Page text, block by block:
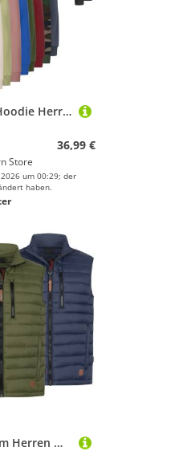
Höhenhorn Janga Hoodie Herren Kapuzen Pullover Hoody Sweatshirt M Rot
36,99 €
Store
um 00:29; der
haben.
Höhenhorn Westalm Herren Weste Steppjacke Sportjacke 3XL Dunkelblau